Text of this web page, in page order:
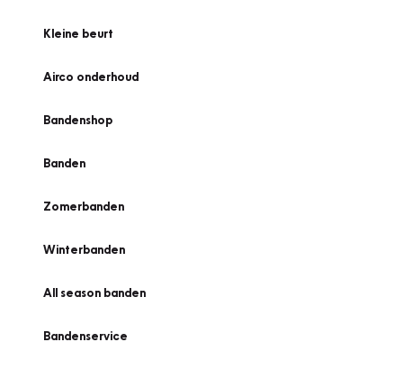
Kleine beurt
Airco onderhoud
Bandenshop
Banden
Zomerbanden
Winterbanden
All season banden
Bandenservice